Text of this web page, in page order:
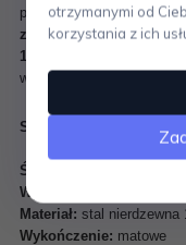
popielniczki,
zapachów. Całość
18/10
wygląd.
Specyfikacja:
Średnica:
Wysokość:
Materiał: stal nierdzewna
Wykończenie: matowe
otrzymanymi od
korzystania z ich